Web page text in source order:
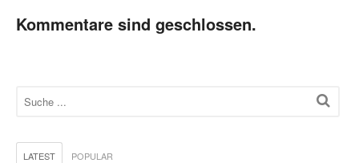
Kommentare sind geschlossen.
LATEST POPULAR